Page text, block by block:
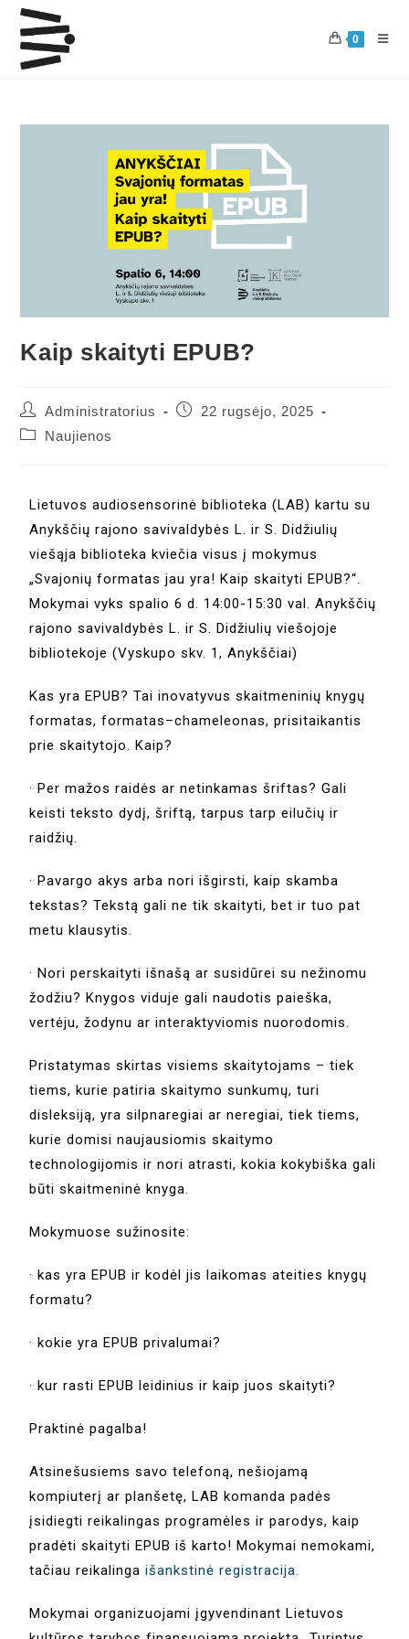
0
Kaip skaityti EPUB?
Administratorius
22 rugsėjo, 2025
Naujienos
Lietuvos audiosensorinė biblioteka (LAB) kartu su
Anykščių rajono savivaldybės L. ir S. Didžiulių
viešąja biblioteka kviečia visus į mokymus
„Svajonių formatas jau yra! Kaip skaityti EPUB?“.
Mokymai vyks spalio 6 d. 14:00-15:30 val. Anykščių
rajono savivaldybės L. ir S. Didžiulių viešojoje
bibliotekoje (Vyskupo skv. 1, Anykščiai)
Kas yra EPUB? Tai inovatyvus skaitmeninių knygų
formatas, formatas–chameleonas, prisitaikantis
prie skaitytojo. Kaip?
· Per mažos raidės ar netinkamas šriftas? Gali
keisti teksto dydį, šriftą, tarpus tarp eilučių ir
raidžių.
· Pavargo akys arba nori išgirsti, kaip skamba
tekstas? Tekstą gali ne tik skaityti, bet ir tuo pat
metu klausytis.
· Nori perskaityti išnašą ar susidūrei su nežinomu
žodžiu? Knygos viduje gali naudotis paieška,
vertėju, žodynu ar interaktyviomis nuorodomis.
Pristatymas skirtas visiems skaitytojams – tiek
tiems, kurie patiria skaitymo sunkumų, turi
disleksiją, yra silpnaregiai ar neregiai, tiek tiems,
kurie domisi naujausiomis skaitymo
technologijomis ir nori atrasti, kokia kokybiška gali
būti skaitmeninė knyga.
Mokymuose sužinosite:
· kas yra EPUB ir kodėl jis laikomas ateities knygų
formatu?
· kokie yra EPUB privalumai?
· kur rasti EPUB leidinius ir kaip juos skaityti?
Praktinė pagalba!
Atsinešusiems savo telefoną, nešiojamą
kompiuterį ar planšetę, LAB komanda padės
įsidiegti reikalingas programėles ir parodys, kaip
pradėti skaityti EPUB iš karto! Mokymai nemokami,
tačiau reikalingaišankstinė registracija.
Mokymai organizuojami įgyvendinant Lietuvos